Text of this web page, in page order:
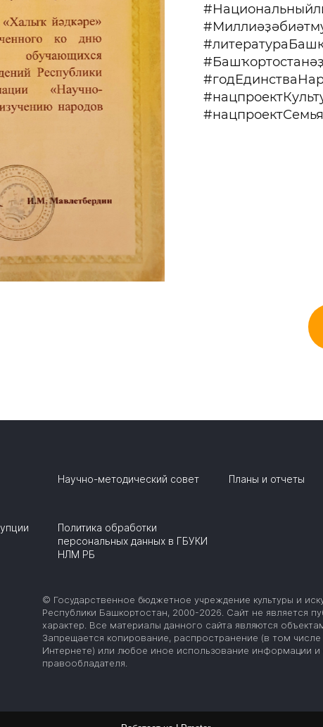
#нацпроектСемья
Научно-методический совет Планы и отчеты
Политика обработки
персональных данных в ГБУКИ
НЛМ РБ
© Государственное бюджетное учреждение культуры и
Республики Башкортостан, 2000-2026. Сайт не является
характер. Все материалы данного сайта являются
Запрещается копирование, распространение (в том
Интернете) или любое иное использование информации и
правообладателя.